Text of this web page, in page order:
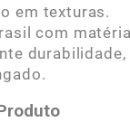
em texturas.
com